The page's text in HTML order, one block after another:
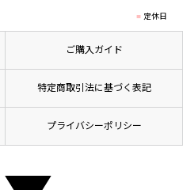
定休日
ご購入ガイド
特定商取引法に基づく表記
プライバシーポリシー